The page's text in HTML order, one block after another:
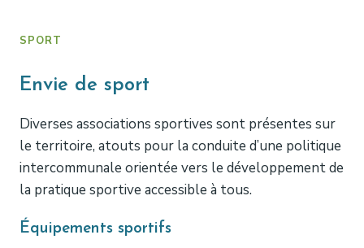
SPORT
Envie de sport
Diverses associations sportives sont présentes sur
le territoire, atouts pour la conduite d’une politique
intercommunale orientée vers le développement de
la pratique sportive accessible à tous.
Équipements sportifs